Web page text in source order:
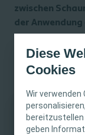
Diese
Cookies
Wir verwenden
bereitzustellen
geben
zwischen
der Anwendung
Für wenig bis
Schaumverband
bewährte
mit einem
sanften
Für sehr stark